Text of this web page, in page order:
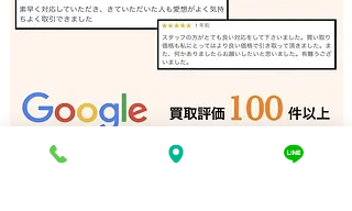
リノリュームローラー 買
取 加古川｜姫路の買取専
門店